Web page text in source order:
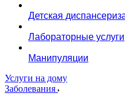
Детская
Лабораторные услуги
Манипуляции
Услуги на дому
Заболевания